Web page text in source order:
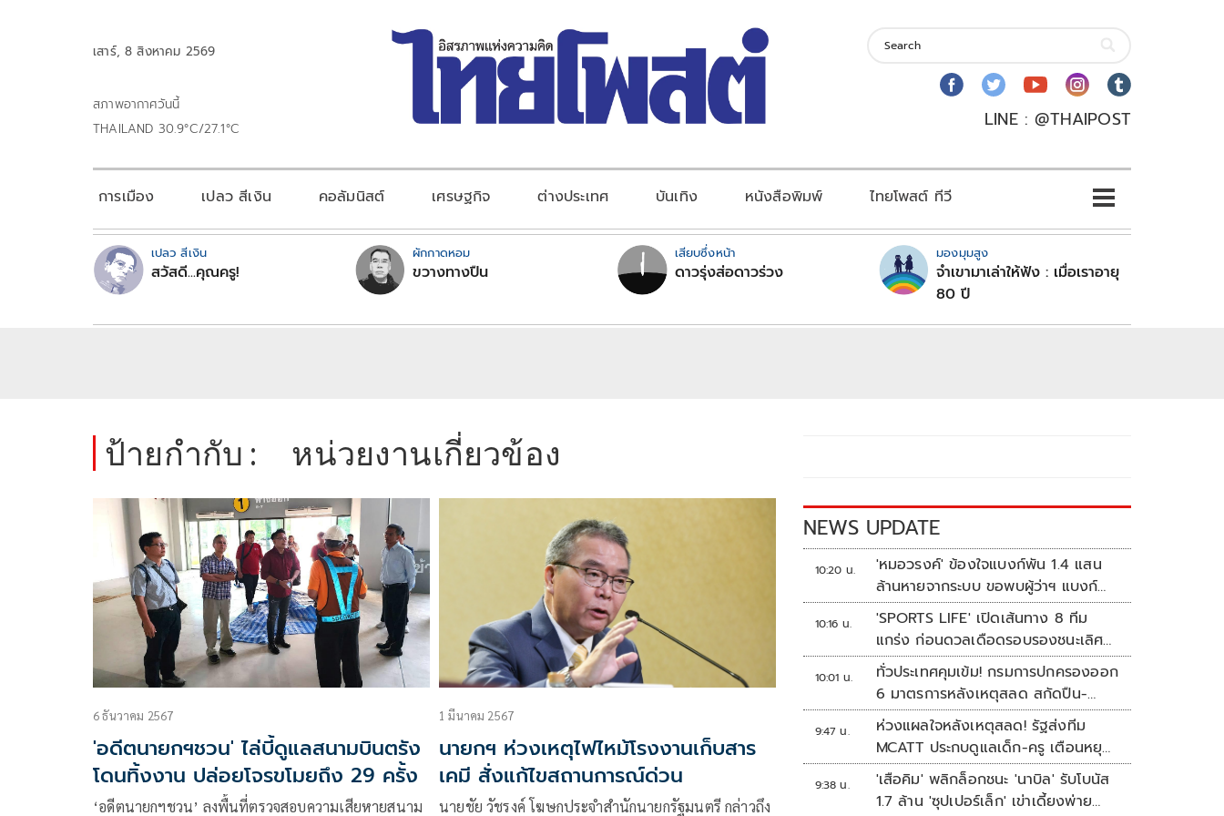
เสาร์, 8 สิงหาคม 2569
สภาพอากาศวันนี้
THAILAND 30.9°C/27.1°C
LINE : @THAIPOST
การเมือง เปลว สีเงิน คอลัมนิสต์ เศรษฐกิจ ต่างประเทศ บันเทิง หนังสือพิมพ์ ไทยโพสต์ ทีวี
เปลว สีเงิน
สวัสดี...คุณครู!
ผักกาดหอม
ขวางทางปืน
เสียบซึ่งหน้า
ดาวรุ่งส่อดาวร่วง
มองมุมสูง
จำเขามาเล่าให้ฟัง : เมื่อเราอายุ
80 ปี
ป้ายกำกับ : หน่วยงานเกี่ยวข้อง
6 ธันวาคม 2567
'อดีตนายกฯชวน' ไล่บี้ดูแลสนามบินตรัง
โดนทิ้งงาน ปล่อยโจรขโมยถึง 29 ครั้ง
‘อดีตนายกฯชวน’ ลงพื้นที่ตรวจสอบความเสียหายสนาม
1 มีนาคม 2567
นายกฯ ห่วงเหตุไฟไหม้โรงงานเก็บสาร
เคมี สั่งแก้ไขสถานการณ์ด่วน
นายชัย วัชรงค์ โฆษกประจำสำนักนายกรัฐมนตรี กล่าวถึง
NEWS UPDATE
10:20 น.
'หมอวรงค์' ข้องใจแบงก์พัน 1.4 แสน
ล้านหายจากระบบ ขอพบผู้ว่าฯ แบงก์
ชาติ
10:16 น.
'SPORTS LIFE' เปิดเส้นทาง 8 ทีม
แกร่ง ก่อนดวลเดือดรอบรองชนะเลิศ
ศึก 'วอลเลย์บอลนักเรียน แชมป์
กีฬา 7HD 2026'
10:01 น.
ทั่วประเทศคุมเข้ม! กรมการปกครองออก
6 มาตรการหลังเหตุสลด สกัดปืน-
ป้องกันเลียนแบบ
9:47 น.
ห่วงแผลใจหลังเหตุสลด! รัฐส่งทีม
MCATT ประกบดูแลเด็ก-ครู เตือนหยุด
แชร์ภาพรุนแรง
9:38 น.
'เสือคิม' พลิกล็อกชนะ 'นาบิล' รับโบนัส
1.7 ล้าน 'ซุปเปอร์เล็ก' เข่าเดี้ยงพ่าย